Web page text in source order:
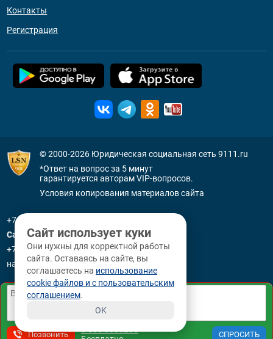
Контакты
Регистрация
© 2000-2026 Юридическая социальная сеть 9111.ru
*Ответ на вопрос за 5 минут
гарантируется авторам VIP-вопросов.
Условия копирования материалов сайта
+7 (800) 505-91-11
Санкт-Петербург
+7 (812) 336-92-64
наб. р. Фонтанки, д. 59
Позвонить
Сайт использует куки
Они нужны для корректной работы
сайта. Оставаясь на сайте, вы
соглашаетесь на использование
cookie файлов и с пользовательским
соглашением.
OK